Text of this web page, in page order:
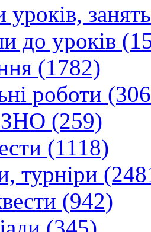
уроків,
до уроків
(1782)
роботи
(259)
(1118)
турніри
(942)